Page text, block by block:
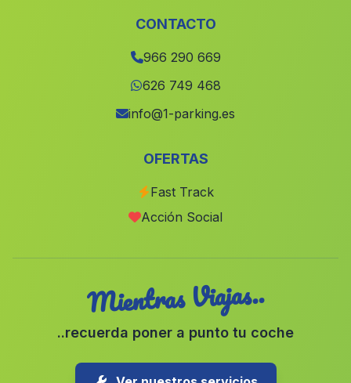
(Alicante)
Ràfol dAlmúnia, el (Alicante)
Vall de Gallinera(Alicante)
CONTACTO
966 290 669
626 749 468
info@1-parking.es
OFERTAS
Fast Track
Acción Social
Mientras Viajas..
..recuerda poner a punto tu coche